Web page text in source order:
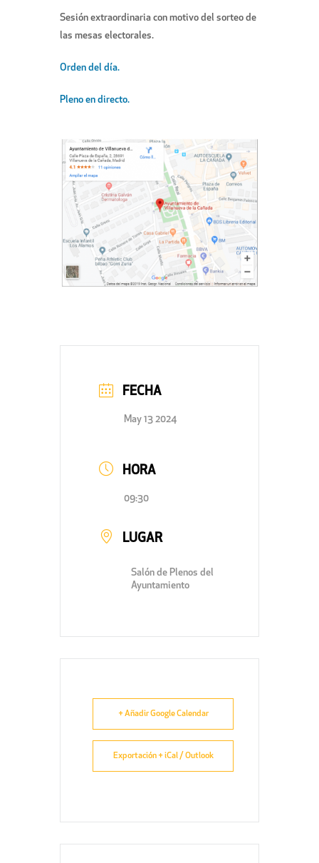
Sesión extraordinaria con motivo del sorteo de
las mesas electorales.
Orden del día.
Pleno en directo.
FECHA
May 13 2024
HORA
09:30
LUGAR
Salón de Plenos del
Ayuntamiento
+ Añadir Google Calendar
Exportación + iCal / Outlook